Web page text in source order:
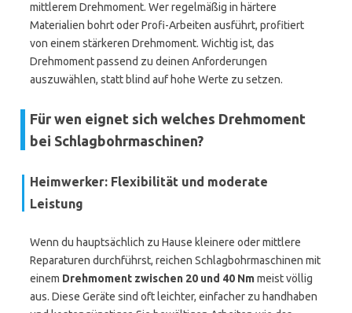
mittlerem Drehmoment. Wer regelmäßig in härtere
Materialien bohrt oder Profi-Arbeiten ausführt, profitiert
von einem stärkeren Drehmoment. Wichtig ist, das
Drehmoment passend zu deinen Anforderungen
auszuwählen, statt blind auf hohe Werte zu setzen.
Für wen eignet sich welches Drehmoment
bei Schlagbohrmaschinen?
Heimwerker: Flexibilität und moderate
Leistung
Wenn du hauptsächlich zu Hause kleinere oder mittlere
Reparaturen durchführst, reichen Schlagbohrmaschinen mit
einem Drehmoment zwischen 20 und 40 Nmmeist völlig
aus. Diese Geräte sind oft leichter, einfacher zu handhaben